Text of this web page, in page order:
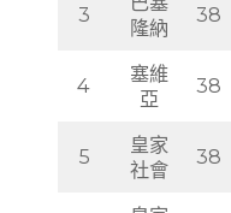
3
巴塞
隆納
38
4
塞維
亞
38
5
皇家
社會
38